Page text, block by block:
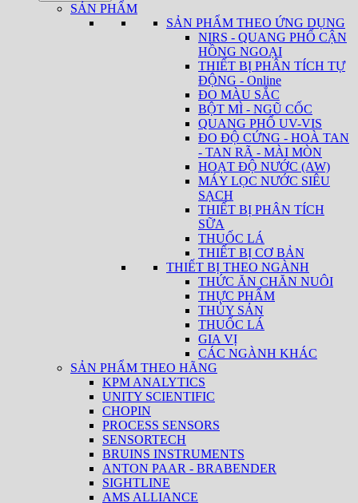
SẢN PHẨM
SẢN PHẨM THEO ỨNG DỤNG
NIRS - QUANG PHỔ CẬN
HỒNG NGOẠI
THIẾT BỊ PHÂN TÍCH TỰ
ĐỘNG - Online
ĐO MÀU SẮC
BỘT MÌ - NGŨ CỐC
QUANG PHỔ UV-VIS
ĐO ĐỘ CỨNG - HOÀ TAN
- TAN RÃ - MÀI MÒN
HOẠT ĐỘ NƯỚC (AW)
MÁY LỌC NƯỚC SIÊU
SẠCH
THIẾT BỊ PHÂN TÍCH
SỮA
THUỐC LÁ
THIẾT BỊ CƠ BẢN
THIẾT BỊ THEO NGÀNH
THỨC ĂN CHĂN NUÔI
THỰC PHẨM
THỦY SẢN
THUỐC LÁ
GIA VỊ
CÁC NGÀNH KHÁC
SẢN PHẨM THEO HÃNG
KPM ANALYTICS
UNITY SCIENTIFIC
CHOPIN
PROCESS SENSORS
SENSORTECH
BRUINS INSTRUMENTS
ANTON PAAR - BRABENDER
SIGHTLINE
AMS ALLIANCE